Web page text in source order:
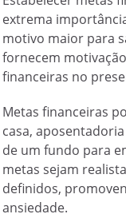
extrema
motivo maior para
fornecem
financeiras no
Metas financeiras
casa,
de um fundo para
metas sejam
definidos,
ansiedade.